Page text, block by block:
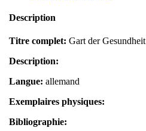
Description
Titre complet: Gart der Gesundheit
Description:
Langue: allemand
Exemplaires physiques:
Bibliographie: